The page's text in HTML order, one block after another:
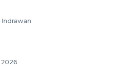
2026